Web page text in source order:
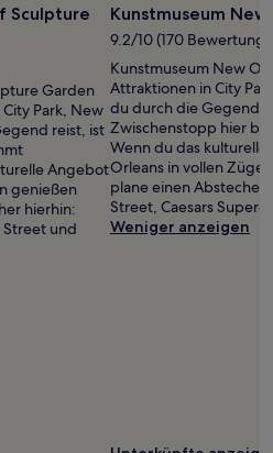
Foto
von
Ann
Sair
Sculpture
Garden
Park, New
reist, ist
Angebot
genießen
hierhin:
Street und
Kunstmuseum
9.2/10 (170
Kunstmuseum New
Attraktionen in City
du durch die Gegend
Zwischenstopp hier
Wenn du das
Orleans in vollen
plane einen Abstecher
Street, Caesars
Weniger anzeigen